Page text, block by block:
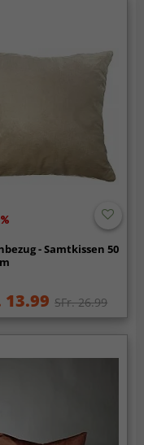
- Samtkissen 50
13.99 SFr. 26.99